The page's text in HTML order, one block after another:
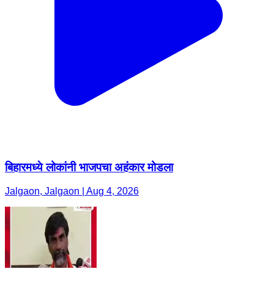
बिहारमध्ये लोकांनी भाजपचा अहंकार मोडला
Jalgaon, Jalgaon | Aug 4, 2026